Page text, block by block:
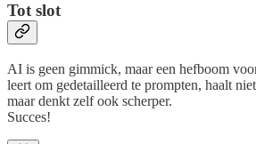
Tot slot
AI is geen gimmick, maar een hefboom
leert om gedetailleerd te prompten, haalt
maar denkt zelf ook scherper.
Succes!